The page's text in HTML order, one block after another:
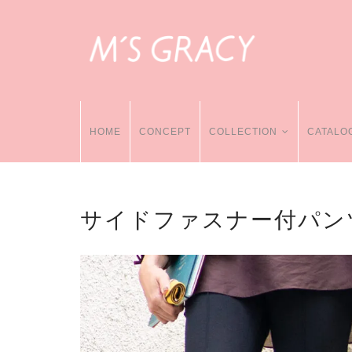
HOME CONCEPT COLLECTION
サイドファスナー付パン